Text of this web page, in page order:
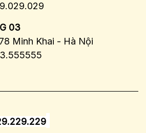
03
Minh Khai - Hà Nội